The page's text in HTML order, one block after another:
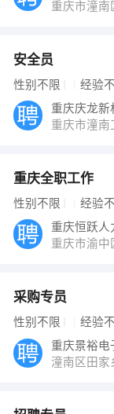
重庆市潼南
安全员
性别不限 经验
重庆庆龙新
重庆市潼南
重庆全职工作
性别不限 经验
重庆恒跃人
重庆市渝中
采购专员
性别不限 经验
重庆景裕电
潼南区田